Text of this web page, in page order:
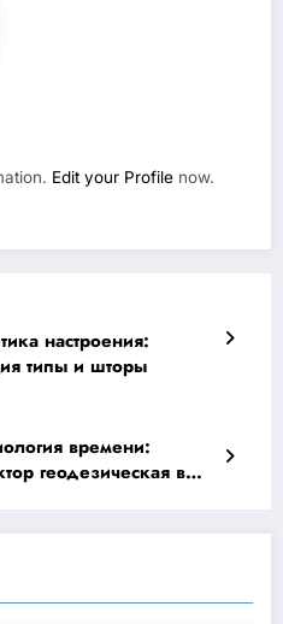
Edit your Profile now.
настроения:
типы и шторы
времени:
геодезическая в